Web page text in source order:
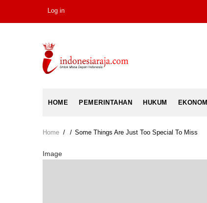
USER
Log in
MAIN
HOME PEMERINTAHAN HUKUM EKONOMI
Breadcrumb
Home / / Some Things Are Just Too Special To Miss
Image